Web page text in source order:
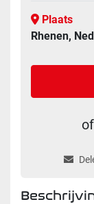
Plaats
Rhenen,
of